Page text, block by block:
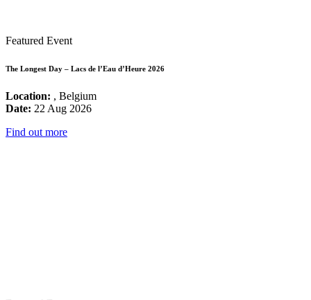
Featured Event
The Longest Day – Lacs de l’Eau d’Heure 2026
Location: , Belgium
Date: 22 Aug 2026
Find out more